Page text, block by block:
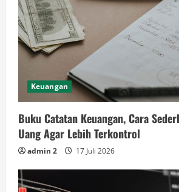
Keuangan
Buku Catatan Keuangan, Cara
Uang Agar Lebih Terkontrol
admin 2 17 Juli 2026